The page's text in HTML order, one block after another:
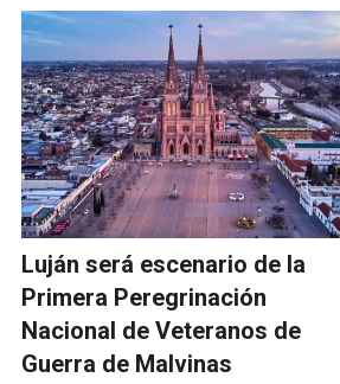
Luján será escenario de la
Primera Peregrinación
Nacional de Veteranos de
Guerra de Malvinas